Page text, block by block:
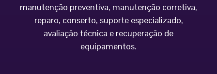
manutenção preventiva, manutenção corretiva,
reparo, conserto, suporte especializado,
avaliação técnica e recuperação de
equipamentos.